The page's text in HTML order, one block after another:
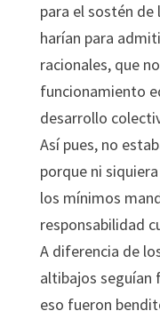
para el sostén de
harían para
racionales, que
funcionamiento
desarrollo
Así pues, no
porque ni
los mínimos
responsabilidad
A diferencia de
altibajos seguían
eso fueron